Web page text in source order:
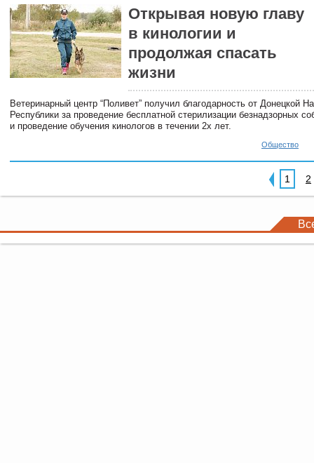
Открывая новую главу
в кинологии и
продолжая спасать
жизни
Ветеринарный центр “Поливет” получил благодарность от Донецкой
Республики за проведение бесплатной стерилизации безнадзорных
и проведение обучения кинологов в течении 2х лет.
Общество
1 2